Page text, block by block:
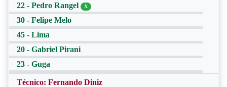
22 - Pedro Rangel
X
30 - Felipe Melo
45 - Lima
20 - Gabriel Pirani
23 - Guga
Técnico: Fernando Diniz